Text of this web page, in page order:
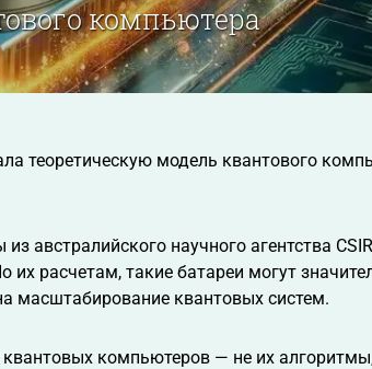
компьютера
теоретическую модель квантового
австралийского научного агентства
их расчетам, такие батареи могут
масштабирование квантовых систем.
компьютеров — не их